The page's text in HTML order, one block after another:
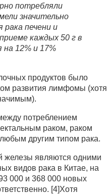
потребляли
значительно
рака печени и
каждых 50 г в
на 12% и 17%
продуктов было
развития лимфомы (хотя
потреблением
раком, раком
другим типом рака.
железы являются одними
видов рака в Китае, на
000 и 368 000 новых
[4]Хотя